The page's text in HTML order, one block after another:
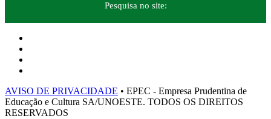
Pesquisa no site:
AVISO DE PRIVACIDADE • EPEC - Empresa Prudentina de
Educação e Cultura SA/UNOESTE. TODOS OS DIREITOS
RESERVADOS